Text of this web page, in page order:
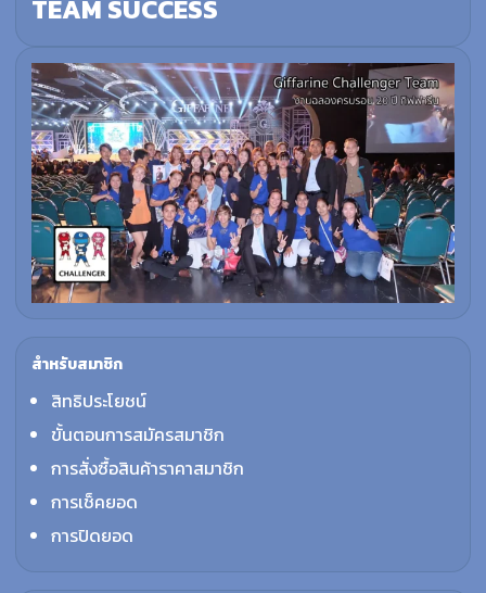
TEAM SUCCESS
สำหรับสมาชิก
สิทธิประโยชน์
ขั้นตอนการสมัครสมาชิก
การสั่งซื้อสินค้าราคาสมาชิก
การเช็คยอด
การปิดยอด